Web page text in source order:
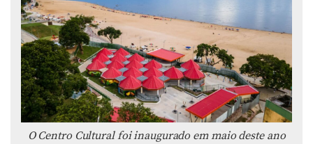
O Centro Cultural foi inaugurado em maio deste ano